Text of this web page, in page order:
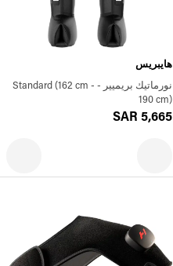
هايبريس
نورماتيك بريميير - Standard (162 cm -
190 cm)
SAR 5,665